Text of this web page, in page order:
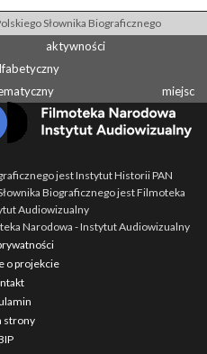
Słownika Biograficznego
aktywności
miejsc
jest Instytut Historii PAN
Biograficznego jest Filmoteka
Audiowizualny
Narodowa - Instytut Audiowizualny
o projekcie
strony